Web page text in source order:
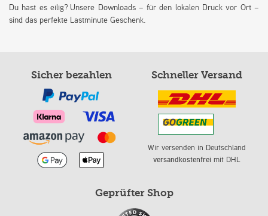
Du hast es eilig? Unsere Downloads – für den lokalen Druck vor Ort –
sind das perfekte Lastminute Geschenk.
Sicher bezahlen Schneller Versand
Wir versenden in Deutschland
versandkostenfreimit DHL
Geprüfter Shop